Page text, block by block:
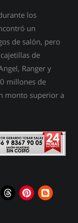
los
un
de salón, pero
de
Ranger y
millones de
monto superior a